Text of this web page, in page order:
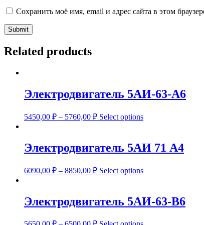
Сохранить моё имя, email и адрес сайта в этом
Related products
Электродвигатель 5АИ-63-А6
5450,00 ₽ – 5760,00 ₽ Select options
Электродвигатель 5АИ 71 А4
6090,00 ₽ – 8850,00 ₽ Select options
Электродвигатель 5АИ-63-В6